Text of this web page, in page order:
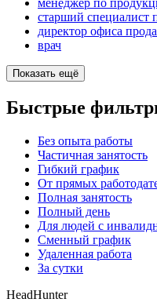
менеджер по
старший специалист
директор офиса
врач
Показать ещё
Быстрые
Без опыта работы
Частичная занятость
Гибкий график
От прямых
Полная занятость
Полный день
Для людей с
Сменный график
Удаленная работа
За сутки
HeadHunter